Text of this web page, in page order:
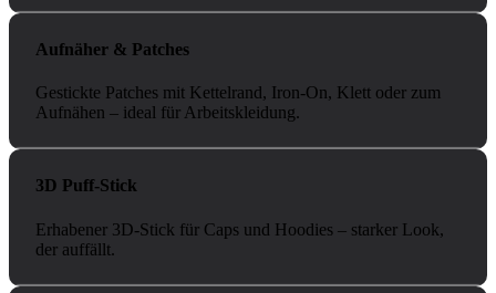
Aufnäher & Patches
Gestickte Patches mit Kettelrand, Iron‑On, Klett oder zum
Aufnähen – ideal für Arbeitskleidung.
3D Puff‑Stick
Erhabener 3D‑Stick für Caps und Hoodies – starker Look,
der auffällt.